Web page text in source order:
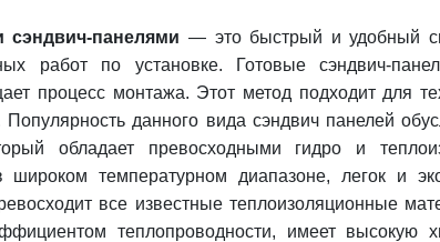
сэндвич-панелями — это быстрый и удобный
работ по установке. Готовые сэндвич-
процесс монтажа. Этот метод подходит для
Популярность данного вида сэндвич панелей
обладает превосходными гидро и
широком температурном диапазоне, легок и
все известные теплоизоляционные
теплопроводности, имеет высокую